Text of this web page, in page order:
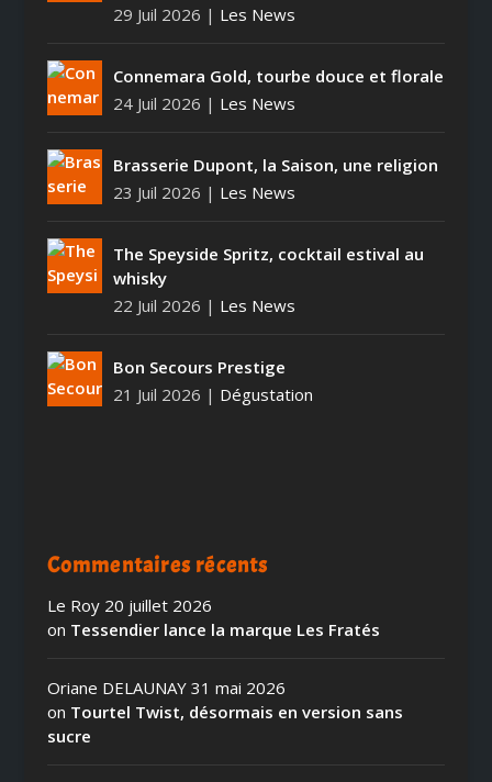
29 Juil 2026 | Les News
Connemara Gold, tourbe douce et florale
24 Juil 2026 | Les News
Brasserie Dupont, la Saison, une religion
23 Juil 2026 | Les News
The Speyside Spritz, cocktail estival au
whisky
22 Juil 2026 | Les News
Bon Secours Prestige
21 Juil 2026 | Dégustation
Commentaires récents
Le Roy 20 juillet 2026
on Tessendier lance la marque Les Fratés
Oriane DELAUNAY 31 mai 2026
on Tourtel Twist, désormais en version sans
sucre